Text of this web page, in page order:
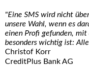
"Eine SMS wird nicht
unsere Wahl, wenn es
einen Profi gefunden, mit
besonders wichtig ist:
Christof Korr
CreditPlus Bank AG